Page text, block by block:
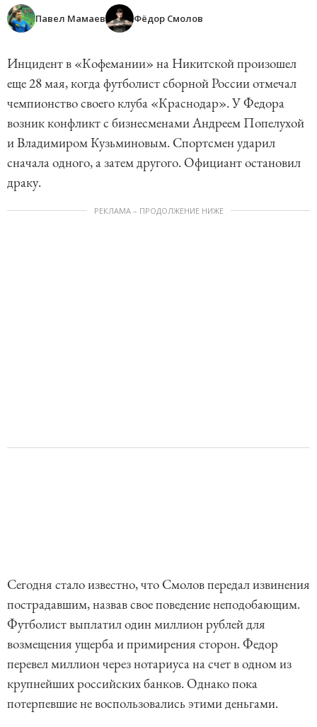
Павел Мамаев Фёдор Смолов
Инцидент в «Кофемании» на Никитской произошел
еще 28 мая, когда футболист сборной России отмечал
чемпионство своего клуба «Краснодар». У Федора
возник конфликт с бизнесменами Андреем Попелухой
и Владимиром Кузьминовым. Спортсмен ударил
сначала одного, а затем другого. Официант остановил
драку.
РЕКЛАМА – ПРОДОЛЖЕНИЕ НИЖЕ
Сегодня стало известно, что Смолов передал извинения
пострадавшим, назвав свое поведение неподобающим.
Футболист выплатил один миллион рублей для
возмещения ущерба и примирения сторон. Федор
перевел миллион через нотариуса на счет в одном из
крупнейших российских банков. Однако пока
потерпевшие не воспользовались этими деньгами.